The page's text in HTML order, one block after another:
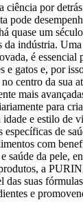
por
pode
quase um
da indústria.
é essencial
e gatos e, por
centro da sua
mais
para
idade e estilo de
de
com
saúde da pele,
a
das suas
e